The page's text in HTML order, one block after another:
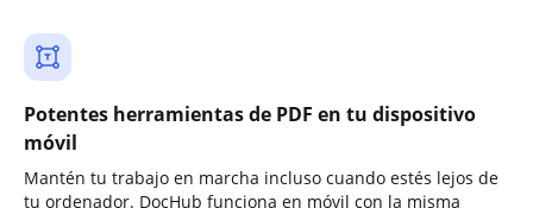
Potentes herramientas de PDF en tu dispositivo
móvil
Mantén tu trabajo en marcha incluso cuando estés lejos de
tu ordenador. DocHub funciona en móvil con la misma